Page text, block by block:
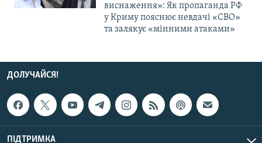
виснаження»: Як пропаганда РФ
у Криму пояснює невдачі «СВО»
та залякує «мінними атаками»
ДОЛУЧАЙСЯ!
ПІДТРИМКА